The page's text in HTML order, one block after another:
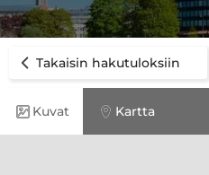
Takaisin hakutuloksiin
Kuvat Kartta